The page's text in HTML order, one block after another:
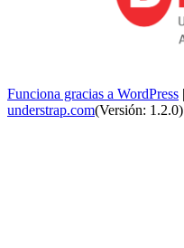
Funciona gracias a WordPress
understrap.com(Versión: 1.2.0)